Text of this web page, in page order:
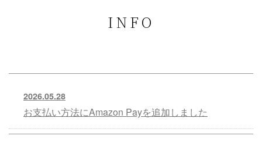
INFO
2026.05.28
お支払い方法にAmazon Payを追加しました